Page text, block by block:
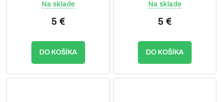
Na sklade
5 €
DO KOŠÍKA
Na sklade
5 €
DO KOŠÍKA